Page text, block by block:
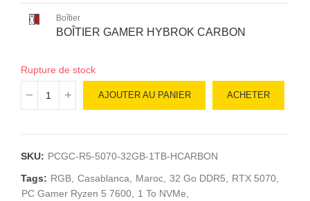
Boîtier
BOÎTIER GAMER HYBROK CARBON
Rupture de stock
AJOUTER AU PANIER ACHETER
SKU: PCGC-R5-5070-32GB-1TB-HCARBON
Tags: RGB Casablanca Maroc 32 Go DDR5
RTX 5070
PC Gamer Ryzen 5 7600
1 To NVMe